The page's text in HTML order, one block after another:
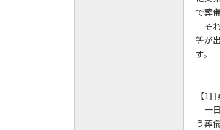
で葬
そ
等が
す。
【1日
一
う葬